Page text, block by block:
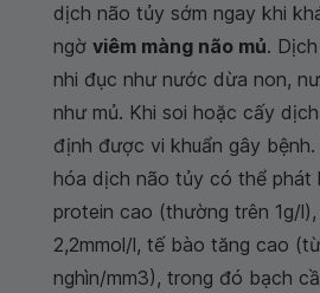
dịch não tủy sớm ngay khi
ngờ viêm màng não mủ.
nhi đục như nước dừa non,
như mủ. Khi soi hoặc cấy
định được vi khuẩn gây bệnh.
hóa dịch não tủy có thể phát
protein cao (thường trên 1g/
2,2mmol/l, tế bào tăng cao
nghìn/mm3), trong đó bạch